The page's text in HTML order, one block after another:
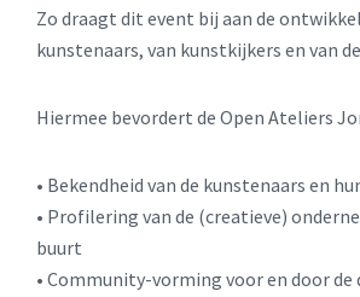
Zo draagt dit event bij aan de
kunstenaars, van kunstkijkers en van
Hiermee bevordert de Open Ateliers
• Bekendheid van de kunstenaars en
• Profilering van de (creatieve)
buurt
• Community-vorming voor en door de